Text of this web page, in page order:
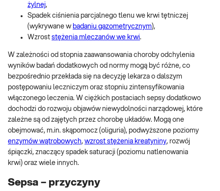
żylnej,
Spadek ciśnienia parcjalnego tlenu we krwi tętniczej
(wykrywane w badaniu gazometrycznym),
Wzrost stężenia mleczanów we krwi.
W zależności od stopnia zaawansowania choroby odchylenia
wyników badań dodatkowych od normy mogą być różne, co
bezpośrednio przekłada się na decyzję lekarza o dalszym
postępowaniu leczniczym oraz stopniu zintensyfikowania
włączonego leczenia. W ciężkich postaciach sepsy dodatkowo
dochodzi do rozwoju objawów niewydolności narządowej, które
zależne są od zajętych przez chorobę układów. Mogą one
obejmować, m.in. skąpomocz (oliguria), podwyższone poziomy
enzymów wątrobowych, wzrost stężenia kreatyniny, rozwój
śpiączki, znaczący spadek saturacji (poziomu natlenowania
krwi) oraz wiele innych.
Sepsa – przyczyny